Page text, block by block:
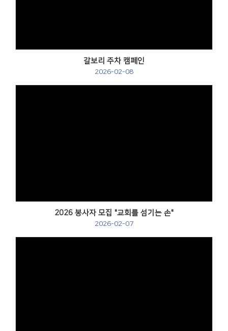
갈보리 주차 캠페인
2026-02-08
2026 봉사자 모집 "교회를 섬기는 손"
2026-02-07